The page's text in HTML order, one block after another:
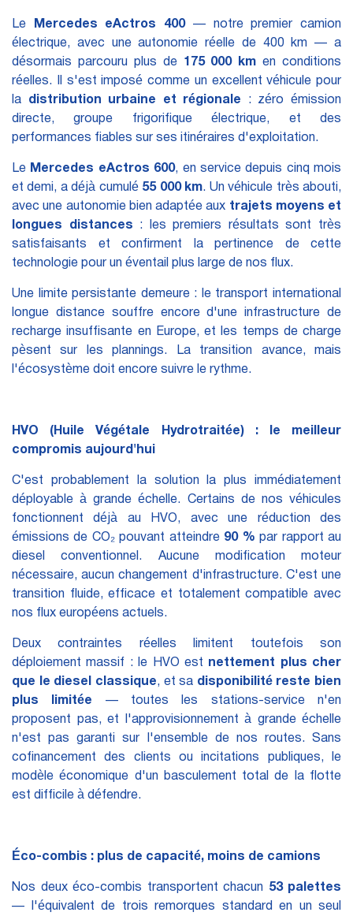
Le Mercedes eActros 400— notre premier camion
électrique, avec une autonomie réelle de 400 km — a
désormais parcouru plus de
175 000 km en conditions
réelles. Il s'est imposé comme un excellent véhicule pour
la
distribution urbaine et régionale : zéro émission
directe, groupe frigorifique électrique, et des
performances fiables sur ses itinéraires d'exploitation.
Le Mercedes eActros 600, en service depuis cinq mois
et demi, a déjà cumulé 55 000 km. Un véhicule très abouti,
avec une autonomie bien adaptée aux trajets moyens et
longues distances : les premiers résultats sont très
satisfaisants et confirment la pertinence de cette
technologie pour un éventail plus large de nos flux.
Une limite persistante demeure : le transport international
longue distance souffre encore d'une infrastructure de
recharge insuffisante en Europe, et les temps de charge
pèsent sur les plannings. La transition avance, mais
l'écosystème doit encore suivre le rythme.
HVO (Huile Végétale Hydrotraitée) : le meilleur
compromis aujourd'hui
C'est probablement la solution la plus immédiatement
déployable à grande échelle. Certains de nos véhicules
fonctionnent déjà au HVO, avec une réduction des
émissions de CO₂ pouvant atteindre 90 % par rapport au
diesel conventionnel. Aucune modification moteur
nécessaire, aucun changement d'infrastructure. C'est une
transition fluide, efficace et totalement compatible avec
nos flux européens actuels.
Deux contraintes réelles limitent toutefois son
déploiement massif : le HVO est
nettement plus cher
que le diesel classique, et sa disponibilité reste bien
plus limitée — toutes les stations-service n'en
proposent pas, et l'approvisionnement à grande échelle
n'est pas garanti sur l'ensemble de nos routes. Sans
cofinancement des clients ou incitations publiques, le
modèle économique d'un basculement total de la flotte
est difficile à défendre.
Éco-combis : plus de capacité, moins de camions
Nos deux éco-combis transportent chacun
53 palettes
— l'équivalent de trois remorques standard en un seul